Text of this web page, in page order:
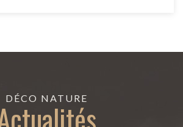
DÉCO NATURE